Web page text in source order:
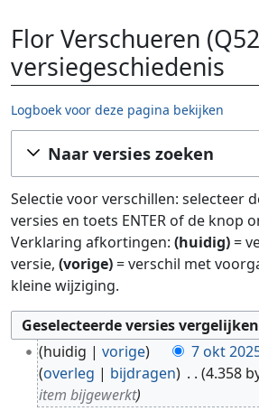
Flor Verschueren
versiegeschiedenis
Logboek voor deze pagina bekijken
Ga naar:navigatie,zoeken
Naar versies zoeken
Selectie voor verschillen: selecteer
versies en toets ENTER of de knop
Verklaring afkortingen: (huidig)=
versie, (vorige)= verschil met
kleine wijziging.
huidig vorige 7 okt
overleg
bijdragen 4.358
item bijgewerkt